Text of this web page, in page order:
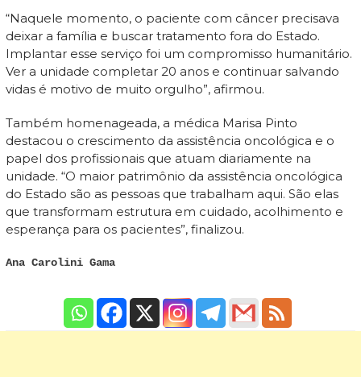
“Naquele momento, o paciente com câncer precisava
deixar a família e buscar tratamento fora do Estado.
Implantar esse serviço foi um compromisso humanitário.
Ver a unidade completar 20 anos e continuar salvando
vidas é motivo de muito orgulho”, afirmou.
Também homenageada, a médica Marisa Pinto
destacou o crescimento da assistência oncológica e o
papel dos profissionais que atuam diariamente na
unidade. “O maior patrimônio da assistência oncológica
do Estado são as pessoas que trabalham aqui. São elas
que transformam estrutura em cuidado, acolhimento e
esperança para os pacientes”, finalizou.
Ana Carolini Gama